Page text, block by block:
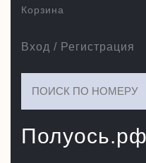
Полуось.рф
Вход / Регистрация
Корзина